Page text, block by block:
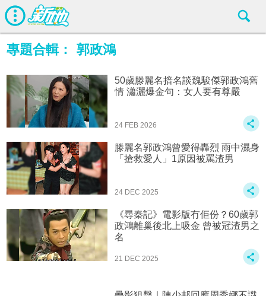
專題合輯： 郭政鴻
50歲滕麗名揞名談魏駿傑郭政鴻舊
情 瀟灑爆金句：女人要有尊嚴
24 FEB 2026
滕麗名郭政鴻曾愛得轟烈 雨中濕身
「搶救愛人」1原因被罵渣男
24 DEC 2025
《尋秦記》電影版冇佢份？60歲郭
政鴻離巢後北上吸金 曾被冠渣男之
名
21 DEC 2025